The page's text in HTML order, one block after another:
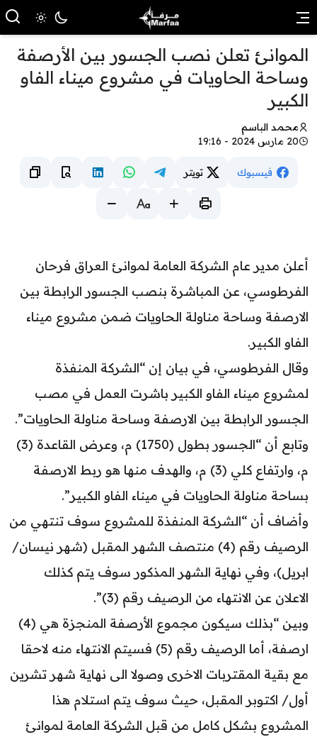
الموانئ تعلن نصب الجسور بين الأرصفة
وساحة الحاويات في مشروع ميناء الفاو
الكبير
محمد الباسم
20 مارس 2024 - 19:16
فيسبوك تويتر
أعلن مدير عام الشركة العامة لموانئ العراق فرحان
الفرطوسي، عن المباشرة بنصب الجسور الرابطة بين
الارصفة وساحة مناولة الحاويات ضمن مشروع ميناء
الفاو الكبير.
وقال الفرطوسي، في بيان إن “الشركة المنفذة
لمشروع ميناء الفاو الكبير باشرت العمل في مصب
الجسور الرابطة بين الارصفة وساحة مناولة الحاويات”.
وتابع أن “الجسور بطول (1750) م، وعرض القاعدة (3)
م، وارتفاع كلي (3) م، والهدف منها هو ربط الارصفة
بساحة مناولة الحاويات في ميناء الفاو الكبير”.
وأضاف أن “الشركة المنفذة للمشروع سوف تنتهي من
الرصيف رقم (4) منتصف الشهر المقبل (شهر نيسان/
ابريل)، وفي نهاية الشهر المذكور سوف يتم كذلك
الاعلان عن الانتهاء من الرصيف رقم (3)”.
وبين “بذلك سيكون مجموع الأرصفة المنجزة هي (4)
ارصفة، أما الرصيف رقم (5) فسيتم الانتهاء منه لاحقا
مع بقية المقتربات الاخرى وصولا الى نهاية شهر تشرين
أول/ اكتوبر المقبل، حيث سوف يتم استلام هذا
المشروع بشكل كامل من قبل الشركة العامة لموانئ